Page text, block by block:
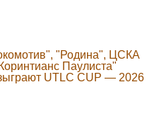
"Родина", ЦСКА
Паулиста"
UTLC CUP — 2026